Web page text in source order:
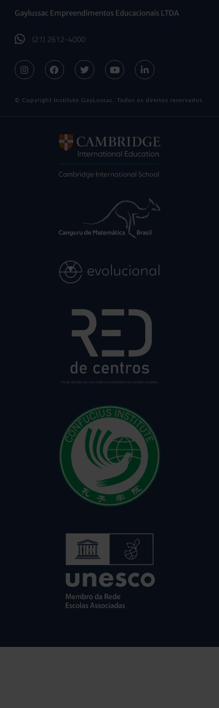
Gaylussac Empreendimentos Educacionais LTDA
(21) 2612-4000
© Copyright Instituto GayLussac. Todos os direitos reservados.